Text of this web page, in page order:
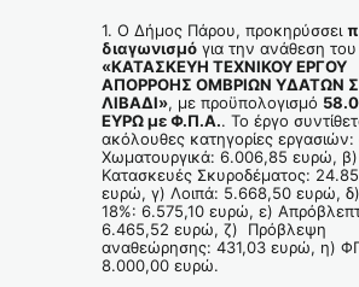
1. Ο Δήμος Πάρου, προκηρύσσει
διαγωνισμό για την ανάθεση
«ΚΑΤΑΣΚΕΥΗ ΤΕΧΝΙΚΟΥ ΕΡΓΟΥ
ΑΠΟΡΡΟΗΣ ΟΜΒΡΙΩΝ ΥΔΑΤΩΝ
ΛΙΒΑΔΙ», με προϋπολογισμό
ΕΥΡΩ με Φ.Π.Α.. Το έργο
ακόλουθες κατηγορίες εργασιών:
Χωματουργικά: 6.006,85 ευρώ, β)
Κατασκευές Σκυροδέματος:
ευρώ, γ) Λοιπά: 5.668,50 ευρώ,
18%: 6.575,10 ευρώ, ε)
6.465,52 ευρώ, ζ) Πρόβλεψη
αναθεώρησης: 431,03 ευρώ, η)
8.000,00 ευρώ.